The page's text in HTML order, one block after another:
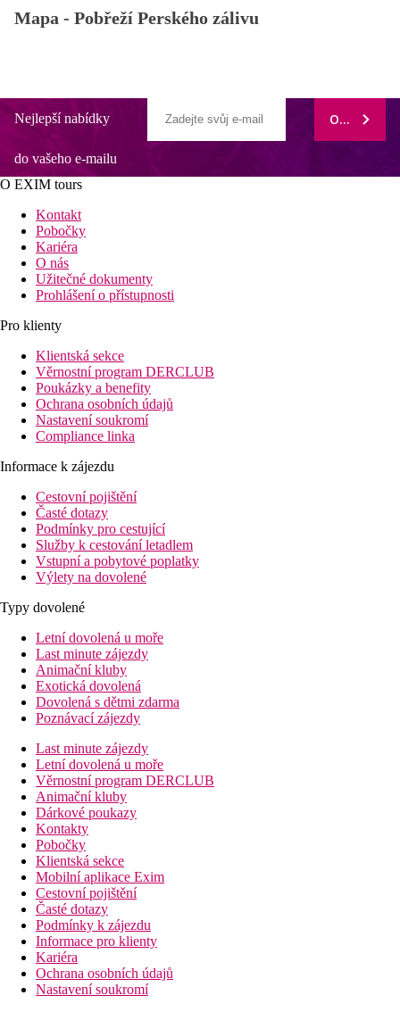
Mapa - Pobřeží Perského zálivu
Nejlepší nabídky
do vašeho e-mailu
ODEBÍRAT
O EXIM tours
Kontakt
Pobočky
Kariéra
O nás
Užitečné dokumenty
Prohlášení o přístupnosti
Pro klienty
Klientská sekce
Věrnostní program DERCLUB
Poukázky a benefity
Ochrana osobních údajů
Nastavení soukromí
Compliance linka
Informace k zájezdu
Cestovní pojištění
Časté dotazy
Podmínky pro cestující
Služby k cestování letadlem
Vstupní a pobytové poplatky
Výlety na dovolené
Typy dovolené
Letní dovolená u moře
Last minute zájezdy
Animační kluby
Exotická dovolená
Dovolená s dětmi zdarma
Poznávací zájezdy
Last minute zájezdy
Letní dovolená u moře
Věrnostní program DERCLUB
Animační kluby
Dárkové poukazy
Kontakty
Pobočky
Klientská sekce
Mobilní aplikace Exim
Cestovní pojištění
Časté dotazy
Podmínky k zájezdu
Informace pro klienty
Kariéra
Ochrana osobních údajů
Nastavení soukromí